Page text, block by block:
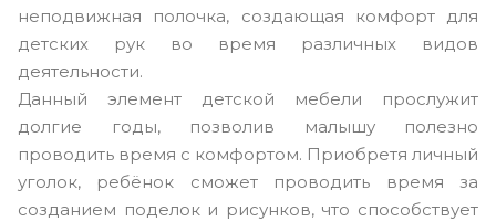
неподвижная полочка, создающая комфорт для
детских рук во время различных видов
деятельности.
Данный элемент детской мебели прослужит
долгие годы, позволив малышу полезно
проводить время с комфортом. Приобретя личный
уголок, ребёнок сможет проводить время за
созданием поделок и рисунков, что способствует